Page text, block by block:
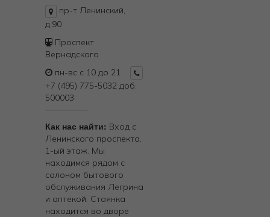
пр-т Ленинский,
д.90
Проспект
Вернадского
пн-вс с 10 до 21
+7 (495) 775-5032 доб.
500003
Как нас найти: Вход с
Ленинского проспекта,
1-ый этаж. Мы
находимся рядом с
салоном бытового
обслуживания Легрина
и аптекой. Стоянка
находится во дворе